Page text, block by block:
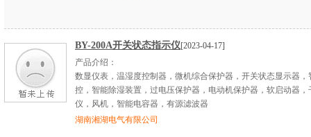
BY-200A开关状态指示仪[2023-04-17]
产品介绍：
数显仪表，温湿度控制器，微机综合保护器，开关状态显示器，
控，智能除湿装置，过电压保护器，电动机保护器，软启动器，
仪，风机，智能电容器，有源滤波器
湖南湘湖电气有限公司